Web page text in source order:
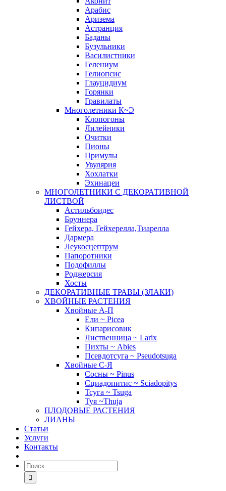
Арабис
Аризема
Астранция
Баданы
Бузульники
Василистники
Гелениум
Гелиопсис
Глауцидиум
Горянки
Гравилаты
Многолетники К~Э
Клопогоны
Лилейники
Очитки
Пионы
Примулы
Увулярия
Хохлатки
Эхинацеи
МНОГОЛЕТНИКИ С ДЕКОРАТИВНОЙ
ЛИСТВОЙ
Астильбоидес
Бруннера
Гейхера, Гейхерелла,Тиарелла
Дармера
Леукосцептрум
Папоротники
Подофиллы
Роджерсия
Хосты
ДЕКОРАТИВНЫЕ ТРАВЫ (ЗЛАКИ)
ХВОЙНЫЕ РАСТЕНИЯ
Хвойные А-П
Ели ~ Picea
Кипарисовик
Лиственница ~ Larix
Пихты ~ Abies
Псевдотсуга ~ Pseudotsuga
Хвойные С-Я
Сосны ~ Pinus
Сциадопитис ~ Sciadopitys
Тсуга ~ Tsuga
Туя ~Thuja
ПЛОДОВЫЕ РАСТЕНИЯ
ЛИАНЫ
Статьи
Услуги
Контакты